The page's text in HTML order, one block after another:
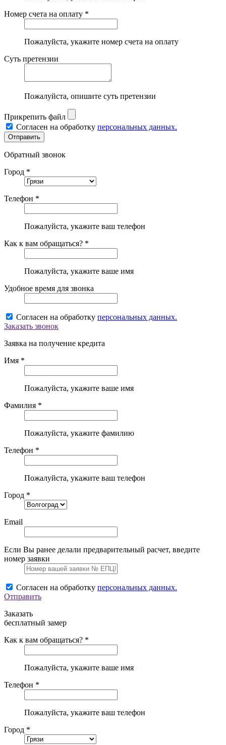
Номер счета на оплату *
Пожалуйста, укажите номер счета на оплату
Суть претензии
Пожалуйста, опишите суть претензии
Прикрепить файл
Согласен на обработку персональных данных.
Обратный звонок
Город *
Телефон *
Пожалуйста, укажите ваш телефон
Как к вам обращаться? *
Пожалуйста, укажите ваше имя
Удобное время для звонка
Согласен на обработку персональных данных.
Заказать звонок
Заявка на получение кредита
Имя *
Пожалуйста, укажите ваше имя
Фамилия *
Пожалуйста, укажите фамилию
Телефон *
Пожалуйста, укажите ваш телефон
Город *
Email
Если Вы ранее делали предварительный расчет, введите
номер заявки
Согласен на обработку персональных данных.
Отправить
Заказать
бесплатный замер
Как к вам обращаться? *
Пожалуйста, укажите ваше имя
Телефон *
Пожалуйста, укажите ваш телефон
Город *